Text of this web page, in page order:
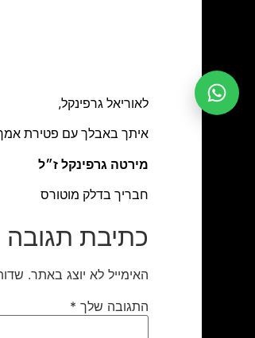
לאוריאל גרפינקל,
איתך באבלך עם פטירת
מירטה גרפינקל ז״ל
חבריך בדלק מוטורס
כתיבת תגובה
האימייל לא יוצג באתר.
התגובה שלך *